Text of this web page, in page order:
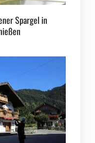
Spargel in